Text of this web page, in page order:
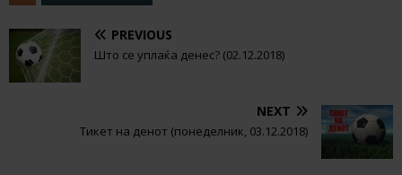
PREVIOUS
Што се уплаќа денес? (02.12.2018)
NEXT
Тикет на денот (понеделник, 03.12.2018)